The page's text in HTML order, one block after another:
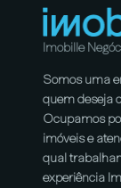
Imobille
Somos uma
quem deseja
Ocupamos
imóveis e
qual
experiência